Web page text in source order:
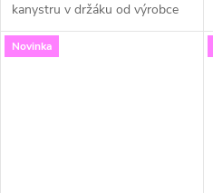
kanystru v držáku od výrobce
Firma49. Tato sada v měřítku
1:35 je ideálním doplňkem pro
Novinka